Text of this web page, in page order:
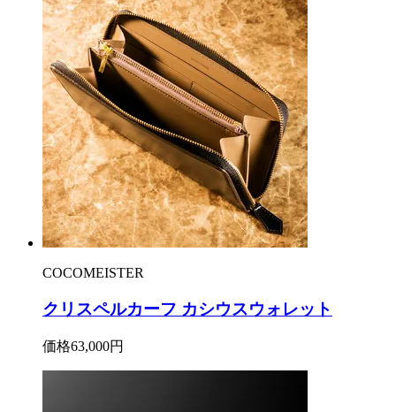
COCOMEISTER
クリスペルカーフ カシウスウォレット
価格63,000円